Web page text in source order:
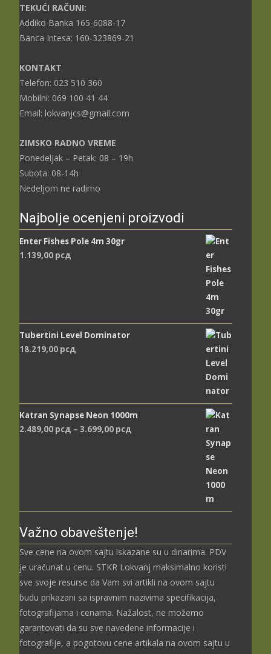
TEKUĆI RAČUNI:
Addiko Banka 165-6088-17
Banca Intesa: 160-323869-21
KONTAKT
Telefon: 023 510 360
Mobilni: 069 100 41 44
Email: lokvanjcs@gmail.com
ZIMSKO RADNO VREME
Ponedeljak – Petak: 08 – 19h
Subota: 08-14h
Nedeljom ne radimo
Najbolje ocenjeni proizvodi
Enter Fishes Pole 4m 30gr
1.139,00 рсд
Tubertini Level Dominator
18.219,00 рсд
Katran Synapse Neon 1000m
2.489,00 рсд – 3.699,00 рсд
Važno obaveštenje!
Sve cene na ovom sajtu iskazane su u dinarima. PDV
je uračunat u cenu. STKR Lokvanj maksimalno koristi
sve svoje resurse da Vam svi artikli na ovom sajtu
budu prikazani sa ispravnim nazivima specifikacija,
fotografijama i cenama. Nažalost, ne možemo
garantovati da su sve navedene informacije i
fotografije, a pogotovu cene artikala na ovom sajtu u